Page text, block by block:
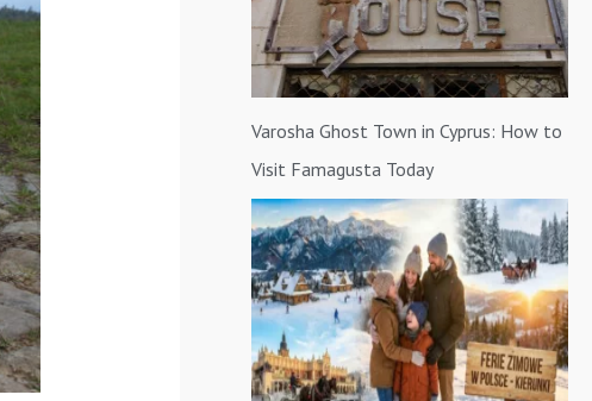
Varosha Ghost Town in Cyprus: How to
Visit Famagusta Today